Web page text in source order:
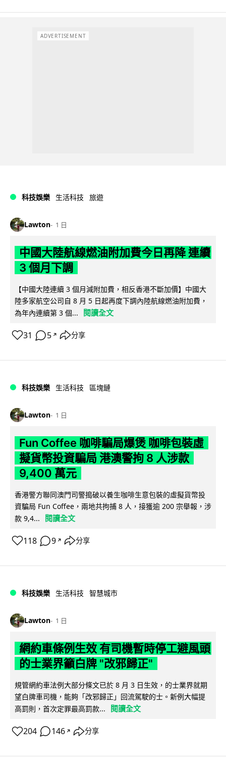
ADVERTISEMENT
科技娛樂 生活科技 旅遊
Lawton 1 日
中國大陸航線燃油附加費今日再降 連續
3 個月下調
【中國大陸連續 3 個月減附加費，相反香港不斷加價】中國大
陸多家航空公司自 8 月 5 日起再度下調內陸航線燃油附加費，
為年內連續第 3 個...
閱讀全文
31 5 ↗ 分享
科技娛樂 生活科技 區塊鏈
Lawton 1 日
Fun Coffee 咖啡騙局爆煲 咖啡包裝虛
擬貨幣投資騙局 港澳警拘 8 人涉款
9,400 萬元
香港警方聯同澳門司警搗破以養生咖啡生意包裝的虛擬貨幣投
資騙局 Fun Coffee，兩地共拘捕 8 人，接獲逾 200 宗舉報，涉
款 9,4...
閱讀全文
118 9 ↗ 分享
科技娛樂 生活科技 智慧城市
Lawton 1 日
網約車條例生效 有司機暫時停工避風頭
的士業界籲白牌 "改邪歸正"
規管網約車法例大部分條文已於 8 月 3 日生效，的士業界就期
望白牌車司機，能夠「改邪歸正」回流駕駛的士。新例大幅提
高罰則，首次定罪最高罰款...
閱讀全文
204 146 ↗ 分享